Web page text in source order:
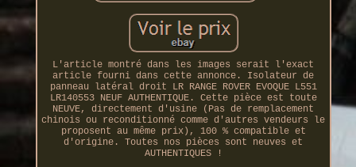
L'article montré dans les images serait l'exact
article fourni dans cette annonce. Isolateur de
panneau latéral droit LR RANGE ROVER EVOQUE L551
LR140553 NEUF AUTHENTIQUE. Cette pièce est toute
NEUVE, directement d'usine (Pas de remplacement
chinois ou reconditionné comme d'autres vendeurs le
proposent au même prix), 100 % compatible et
d'origine. Toutes nos pièces sont neuves et
AUTHENTIQUES !